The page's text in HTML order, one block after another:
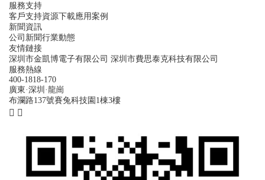
服務支持
客戶支持資源下載 應用案例
新聞資訊
公司新聞行業動態
友情鏈接
深圳市金凱博電子有限公司 深圳市費思泰克科技有限公司
服務熱線
400-1818-170
廣東·深圳·龍崗
布瀾路137號賽兔科技園1棟3樓